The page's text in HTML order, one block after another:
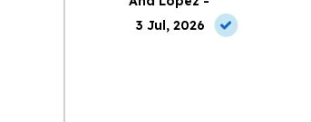
3 Jul, 2026